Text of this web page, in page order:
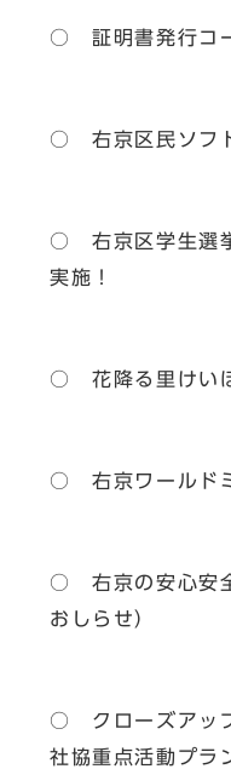
○ 証明書発行コ
○ 右京区民ソフ
○ 右京区学生選
実施！
○ 花降る里けい
○ 右京ワールド
○ 右京の安心安
おしらせ）
○ クローズアッ
社協重点活動プラ